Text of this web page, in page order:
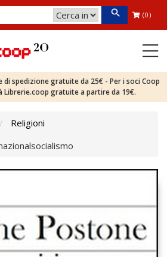
(0)
di spedizione gratuite da 25€ - Per i soci Coop
Librerie.coop gratuite a partire da 19€.
Religioni